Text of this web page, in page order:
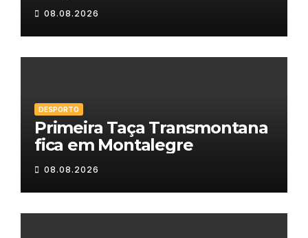
08.08.2026
DESPORTO
Primeira Taça Transmontana
fica em Montalegre
08.08.2026